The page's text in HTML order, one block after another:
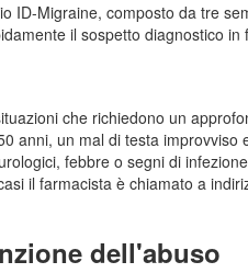
ID-Migraine, composto da tre
il sospetto diagnostico in
che richiedono un
anni, un mal di testa improvviso
febbre o segni di
il farmacista è chiamato a
dell'abuso